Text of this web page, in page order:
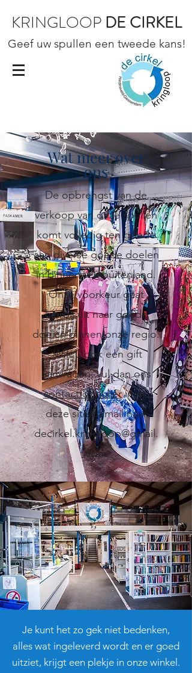
KRINGLOOP DE CIRKEL
Geef uw spullen een tweede kans!
Wat meer over
ons
De opbrengst van de
verkoop van onze spullen
komt volledig ten goede
aan diverse goede doelen
in binnen- en buitenland.
Onze voorkeur gaat
hierbij uit naar goede
doelen binnen onze regio.
Wilt u ook een gift
aanvragen, vul dan ons
contactformulierin op
deze site of mail naar
decirkel.kringloop@gmail.
com
Je kunt het zo gek niet bedenken,
alles wat ingeleverd wordt en er goed
uitziet, krijgt een plekje in onze winkel.